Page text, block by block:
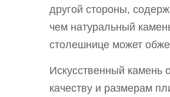
другой стороны,
чем натуральный
столешнице может
Искусственный камень
качеству и размерам